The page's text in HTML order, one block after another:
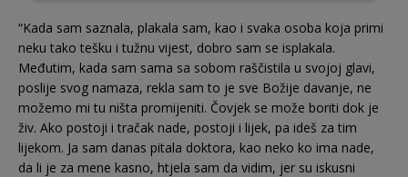
“Kada sam saznala, plakala sam, kao i svaka osoba koja primi
neku tako tešku i tužnu vijest, dobro sam se isplakala.
Međutim, kada sam sama sa sobom raščistila u svojoj glavi,
poslije svog namaza, rekla sam to je sve Božije davanje, ne
možemo mi tu ništa promijeniti. Čovjek se može boriti dok je
živ. Ako postoji i tračak nade, postoji i lijek, pa ideš za tim
lijekom. Ja sam danas pitala doktora, kao neko ko ima nade,
da li je za mene kasno, htjela sam da vidim, jer su iskusni